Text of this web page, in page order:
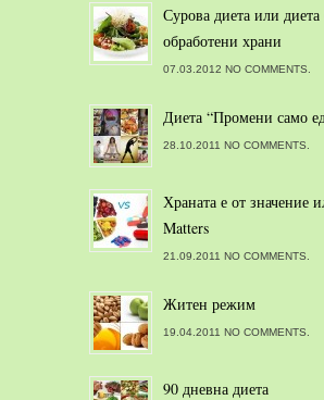
Сурова диета или диета
обработени храни
07.03.2012 NO COMMENTS.
Диета “Промени само
28.10.2011 NO COMMENTS.
Храната е от значение
Matters
21.09.2011 NO COMMENTS.
Житен режим
19.04.2011 NO COMMENTS.
90 дневна диета